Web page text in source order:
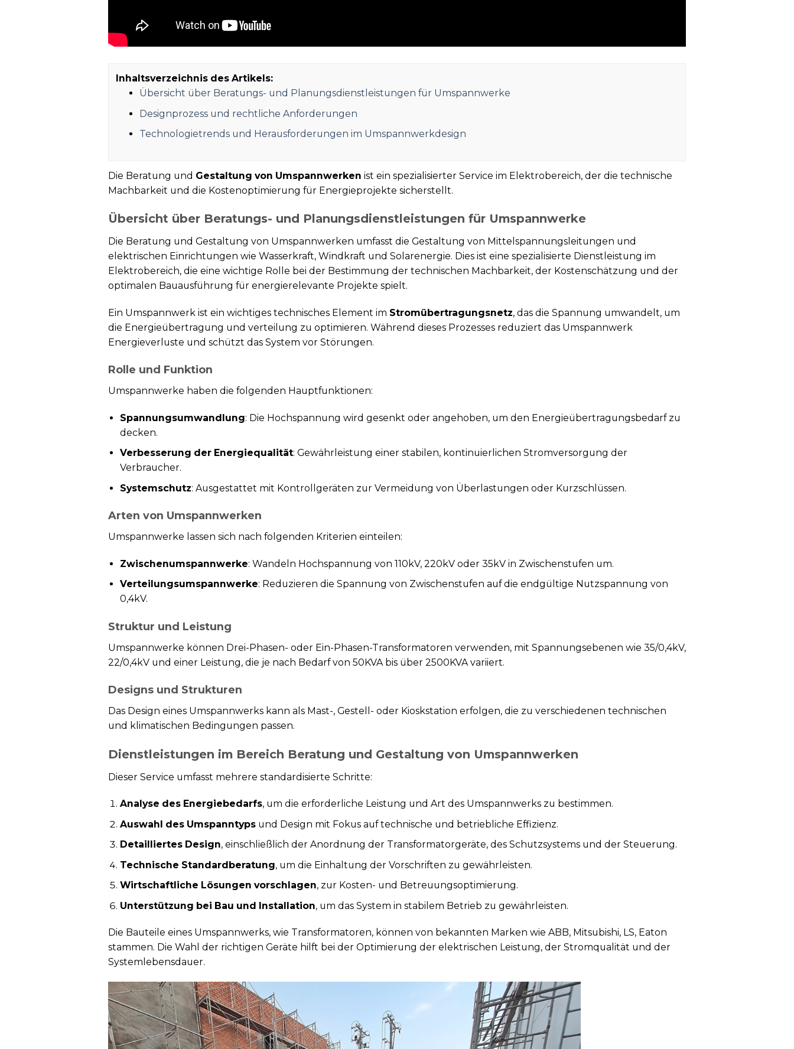
Inhaltsverzeichnis des Artikels:
Übersicht über Beratungs- und Planungsdienstleistungen für Umspannwerke
Designprozess und rechtliche Anforderungen
Technologietrends und Herausforderungen im Umspannwerkdesign
Die Beratung und Gestaltung von Umspannwerken ist ein spezialisierter Service im Elektrobereich, der die technische
Machbarkeit und die Kostenoptimierung für Energieprojekte sicherstellt.
Übersicht über Beratungs- und Planungsdienstleistungen für Umspannwerke
Die Beratung und Gestaltung von Umspannwerken umfasst die Gestaltung von Mittelspannungsleitungen und
elektrischen Einrichtungen wie Wasserkraft, Windkraft und Solarenergie. Dies ist eine spezialisierte Dienstleistung im
Elektrobereich, die eine wichtige Rolle bei der Bestimmung der technischen Machbarkeit, der Kostenschätzung und der
optimalen Bauausführung für energierelevante Projekte spielt.
Ein Umspannwerk ist ein wichtiges technisches Element im Stromübertragungsnetz, das die Spannung umwandelt, um
die Energieübertragung und verteilung zu optimieren. Während dieses Prozesses reduziert das Umspannwerk
Energieverluste und schützt das System vor Störungen.
Rolle und Funktion
Umspannwerke haben die folgenden Hauptfunktionen:
Spannungsumwandlung: Die Hochspannung wird gesenkt oder angehoben, um den Energieübertragungsbedarf zu
decken.
Verbesserung der Energiequalität: Gewährleistung einer stabilen, kontinuierlichen Stromversorgung der
Verbraucher.
Systemschutz: Ausgestattet mit Kontrollgeräten zur Vermeidung von Überlastungen oder Kurzschlüssen.
Arten von Umspannwerken
Umspannwerke lassen sich nach folgenden Kriterien einteilen:
Zwischenumspannwerke: Wandeln Hochspannung von 110kV, 220kV oder 35kV in Zwischenstufen um.
Verteilungsumspannwerke: Reduzieren die Spannung von Zwischenstufen auf die endgültige Nutzspannung von
0,4kV.
Struktur und Leistung
Umspannwerke können Drei-Phasen- oder Ein-Phasen-Transformatoren verwenden, mit Spannungsebenen wie 35/0,4kV,
22/0,4kV und einer Leistung, die je nach Bedarf von 50KVA bis über 2500KVA variiert.
Designs und Strukturen
Das Design eines Umspannwerks kann als Mast-, Gestell- oder Kioskstation erfolgen, die zu verschiedenen technischen
und klimatischen Bedingungen passen.
Dienstleistungen im Bereich Beratung und Gestaltung von Umspannwerken
Dieser Service umfasst mehrere standardisierte Schritte:
Analyse des Energiebedarfs, um die erforderliche Leistung und Art des Umspannwerks zu bestimmen.
Auswahl des Umspanntyps und Design mit Fokus auf technische und betriebliche Effizienz.
Detailliertes Design, einschließlich der Anordnung der Transformatorgeräte, des Schutzsystems und der Steuerung.
Technische Standardberatung, um die Einhaltung der Vorschriften zu gewährleisten.
Wirtschaftliche Lösungen vorschlagen, zur Kosten- und Betreuungsoptimierung.
Unterstützung bei Bau und Installation, um das System in stabilem Betrieb zu gewährleisten.
Die Bauteile eines Umspannwerks, wie Transformatoren, können von bekannten Marken wie ABB, Mitsubishi, LS, Eaton
stammen. Die Wahl der richtigen Geräte hilft bei der Optimierung der elektrischen Leistung, der Stromqualität und der
Systemlebensdauer.